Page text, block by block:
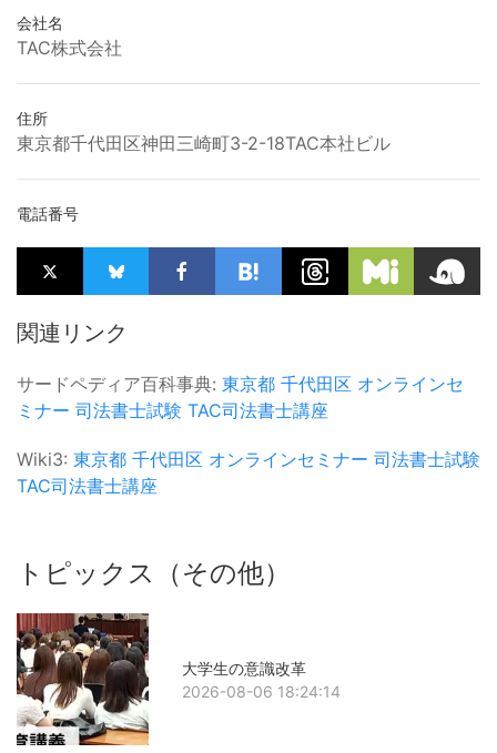
会社名
TAC株式会社
住所
東京都千代田区神田三崎町3-2-18TAC本社ビル
電話番号
関連リンク
サードペディア百科事典: 東京都 千代田区 オンラインセ
ミナー 司法書士試験 TAC司法書士講座
Wiki3: 東京都 千代田区 オンラインセミナー 司法書士試験
TAC司法書士講座
トピックス（その他）
大学生の意識改革
2026-08-06 18:24:14